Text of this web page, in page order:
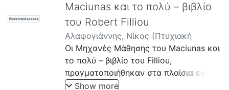
Restricted access
Maciunas και το πολύ – βιβλίο
του Robert Filliou
Αλαφογιάννης, Νίκος (Πτυχιακή
εργασία,2019)
Οι Μηχανές Μάθησης του Maciunas και
το πολύ – βιβλίο του Filliou,
πραγματοποιήθηκαν στα πλαίσια ενός
μεγάλου φάσματος δραστηριοτήτων με
Show more